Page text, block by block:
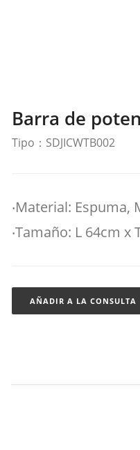
Barra de
Tipo：SDJICWTB002
‧Material: Espuma,
‧Tamaño: L 64cm x
AÑADIR A LA CONSULTA